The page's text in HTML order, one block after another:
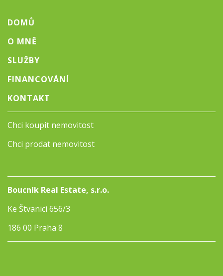
DOMŮ
O MNĚ
SLUŽBY
FINANCOVÁNÍ
KONTAKT
Chci koupit nemovitost
Chci prodat nemovitost
Boucník Real Estate, s.r.o.
Ke Štvanici 656/3
186 00 Praha 8